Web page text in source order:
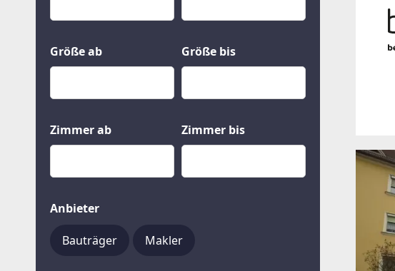
Grund und Boden
Größe ab Größe bis
Zimmer ab Zimmer bis
Anbieter
Bauträger Makler